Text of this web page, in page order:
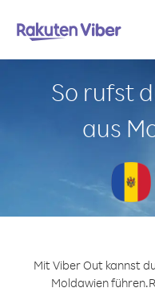
So rufst
aus
Mit Viber Out kannst
Moldawien führen.